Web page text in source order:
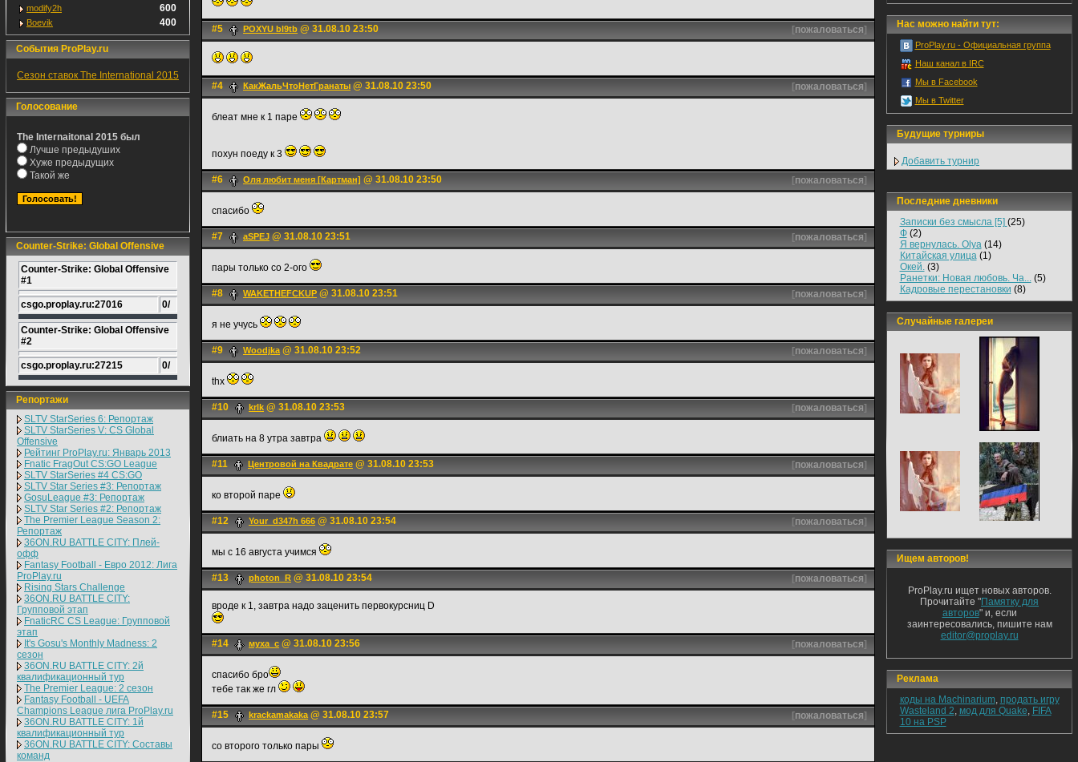
modify2h 600
Boevik 400
События ProPlay.ru
Сезон ставок The International 2015
Голосование
The Internaitonal 2015 был
Лучше предыдуших
Хуже предыдущих
Такой же
Counter-Strike: Global Offensive
Counter-Strike: Global Offensive
#1
csgo.proplay.ru:27016 0/
Counter-Strike: Global Offensive
#2
csgo.proplay.ru:27215 0/
Репортажи
SLTV StarSeries 6: Репортаж
SLTV StarSeries V: CS Global
Offensive
Рейтинг ProPlay.ru: Январь 2013
Fnatic FragOut CS:GO League
SLTV StarSeries #4 CS:GO
SLTV Star Series #3: Репортаж
GosuLeague #3: Репортаж
SLTV Star Series #2: Репортаж
The Premier League Season 2:
Репортаж
36ON.RU BATTLE CITY: Плей-
офф
Fantasy Football - Евро 2012: Лига
ProPlay.ru
Rising Stars Challenge
36ON.RU BATTLE CITY:
Групповой этап
FnaticRC CS League: Групповой
этап
It's Gosu's Monthly Madness: 2
сезон
36ON.RU BATTLE CITY: 2й
квалификационный тур
The Premier League: 2 cезон
Fantasy Football - UEFA
Champions League лига ProPlay.ru
36ON.RU BATTLE CITY: 1й
квалификационный тур
36ON.RU BATTLE CITY: Составы
команд
#5 POXYU bl9tb @ 31.08.10 23:50 [пожаловаться]
#4 КакЖальЧтоНетГранаты @ 31.08.10 23:50 [пожаловаться]
блеат мне к 1 паре
похун поеду к 3
#6 Оля любит меня [Картман] @ 31.08.10 23:50 [пожаловаться]
спасибо
#7 aSPEJ @ 31.08.10 23:51 [пожаловаться]
пары только со 2-ого
#8 WAKETHEFCKUP @ 31.08.10 23:51 [пожаловаться]
я не учусь
#9 Woodjka@ 31.08.10 23:52 [пожаловаться]
thx
#10 krlk @ 31.08.10 23:53 [пожаловаться]
блиать на 8 утра завтра
#11 Центровой на Квадрате @ 31.08.10 23:53 [пожаловаться]
ко второй паре
#12 Your_d347h 666 @ 31.08.10 23:54 [пожаловаться]
мы с 16 августа учимся
#13 photon_R @ 31.08.10 23:54 [пожаловаться]
вроде к 1, завтра надо заценить первокурсниц D
#14 муха_с @ 31.08.10 23:56 [пожаловаться]
спасибо бро
тебе так же гл
#15 krackamakaka@ 31.08.10 23:57 [пожаловаться]
со второго только пары
Нас можно найти тут:
ProPlay.ru - Официальная группа
Наш канал в IRC
Мы в Facebook
Мы в Twitter
Будущие турниры
Добавить турнир
Последние дневники
Записки без смысла [5] (25)
Ф(2)
Я вернулась. Olya(14)
Китайская улица(1)
Окей.(3)
Ранетки: Новая любовь. Ча...(5)
Кадровые перестановки (8)
Случайные галереи
Ищем авторов!
ProPlay.ru ищет новых авторов.
Прочитайте "Памятку для
авторов" и, если
заинтересовались, пишите нам
editor@proplay.ru
Реклама
коды на Machinarium, продать игру
Wasteland 2, мод для Quake, FIFA
10 на PSP